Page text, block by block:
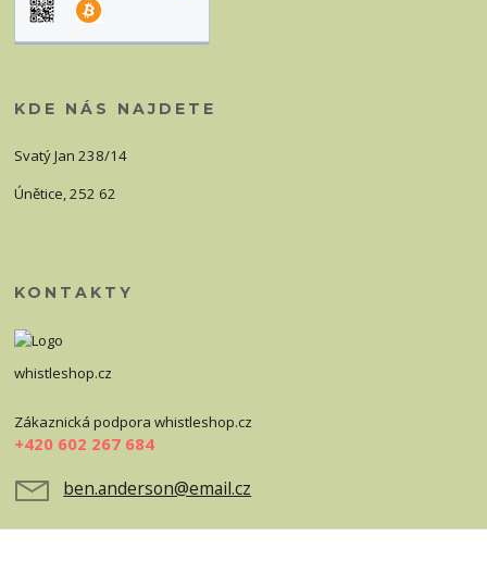
KDE NÁS NAJDETE
Svatý Jan 238/14
Únětice, 252 62
KONTAKTY
whistleshop.cz
Zákaznická podpora whistleshop.cz
+420 602 267 684
ben.anderson@email.cz